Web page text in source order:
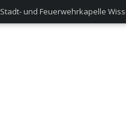
Stadt- und Feuerwehrkapelle